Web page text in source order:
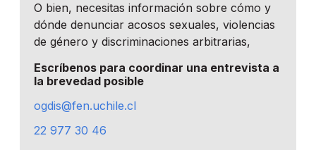
O bien, necesitas información sobre cómo y
dónde denunciar acosos sexuales, violencias
de género y discriminaciones arbitrarias,
Escríbenos para coordinar una entrevista a
la brevedad posible
ogdis@fen.uchile.cl
22 977 30 46